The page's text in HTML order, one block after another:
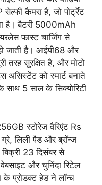
कैमरा है, जो पोर्ट्रेट
है। बैटरी 5000mAh
फास्ट चार्जिंग से
जाती है। आईपी68 और
तरह सुरक्षित है, और मोटो
को स्मार्ट बनाते
साथ 5 साल के सिक्योरिटी
स्टोरेज वैरिएंट Rs
लिली पैड और ब्रॉन्ज
23 दिसंबर से
और चुनिंदा रिटेल
के प्रोडक्ट हेड ने लॉन्च